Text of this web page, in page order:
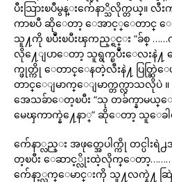
ပီးသြားၿပီမွန္းက်ေနာ္သိလိုက္တယ္
ကာၿပီ ဆိုေတာ့ ေအာင့္ေတာင္ ေ
သူ႔ကို ၿပဳံးၿပီးၾကည့္ရင္း “ခ်စ္
လို႔ေျပာေတာ့ သူရွက္ၿပဳံးေလးနဲ
က္ဖုတ္ကို ေတာင္ေနတဲ့လီးနဲ႔ ပြတ္ဆြဲ
တာင္ေျမာက္ေျမာက္တက္လာသလိုပဲ ။
အေသခ်ာေတ့ၿပီး “သု တခ်က္နာမယ္
မေၾကာက္နဲ႔ေနာ္” ဆိုေတာ့ သူေခ
က်ေနာ္လည္း အဖုတ္အေပါက္ကို တင္ပါးရဲ႕
တ့ၿပီး ေဆာင့္လိုးထဲ့လိုက္ေတာ့……… “
က်ေနာ့္လက္ေမာင္းကို သူ႔လက္နဲ႔ ဆြဲ